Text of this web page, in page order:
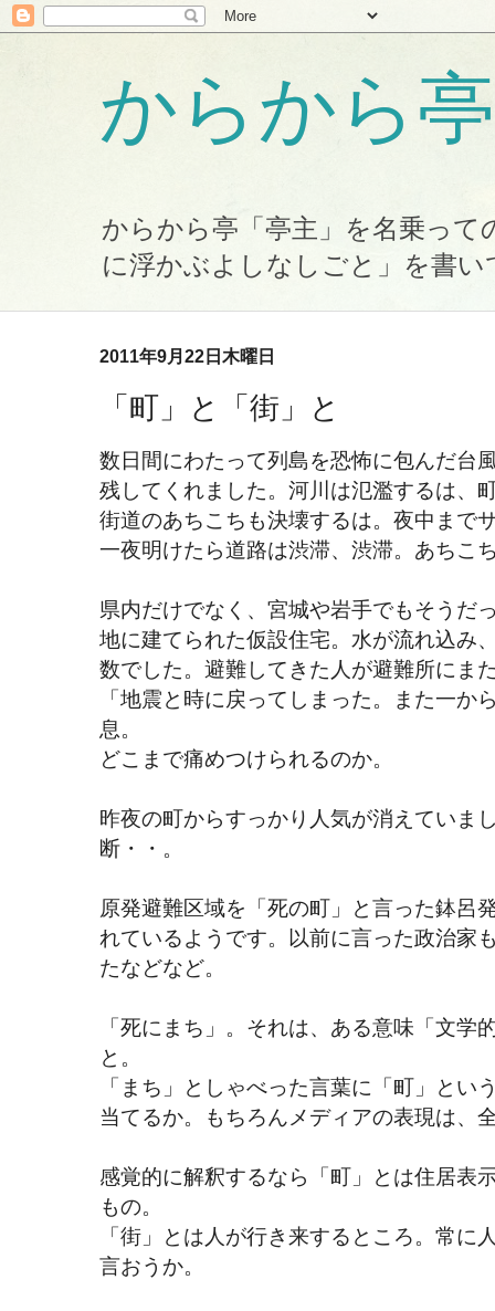
からから
からから亭「亭主」を名乗っ
に浮かぶよしなしごと」を書い
2011年9月22日木曜日
「町」と「街」と
数日間にわたって列島を恐怖に包んだ台
残してくれました。河川は氾濫するは、
街道のあちこちも決壊するは。夜中まで
一夜明けたら道路は渋滞、渋滞。あちこ
県内だけでなく、宮城や岩手でもそうだ
地に建てられた仮設住宅。水が流れ込み
数でした。避難してきた人が避難所にま
「地震と時に戻ってしまった。また一
息。
どこまで痛めつけられるのか。
昨夜の町からすっかり人気が消えていま
断・・。
原発避難区域を「死の町」と言った鉢呂
れているようです。以前に言った政治家
たなどなど。
「死にまち」。それは、ある意味「文
と。
「まち」としゃべった言葉に「町」と
当てるか。もちろんメディアの表現は、
感覚的に解釈するなら「町」とは住居表
もの。
「街」とは人が行き来するところ。常
言おうか。